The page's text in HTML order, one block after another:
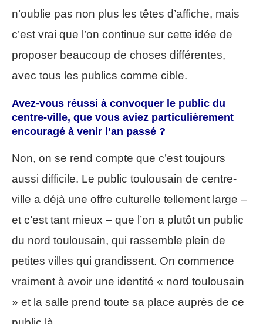
n’oublie pas non plus les têtes d’affiche, mais
c’est vrai que l’on continue sur cette idée de
proposer beaucoup de choses différentes,
avec tous les publics comme cible.
Avez-vous réussi à convoquer le public du
centre-ville, que vous aviez particulièrement
encouragé à venir l’an passé ?
Non, on se rend compte que c’est toujours
aussi difficile. Le public toulousain de centre-
ville a déjà une offre culturelle tellement large –
et c’est tant mieux – que l’on a plutôt un public
du nord toulousain, qui rassemble plein de
petites villes qui grandissent. On commence
vraiment à avoir une identité « nord toulousain
» et la salle prend toute sa place auprès de ce